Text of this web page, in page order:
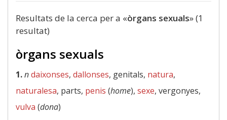
Resultats de la cerca per a «òrgans sexuals» (1
resultat)
òrgans sexuals
1.ndaixonses, dallonses, genitals, natura,
naturalesa, parts, penis (home), sexe, vergonyes,
vulva (dona)